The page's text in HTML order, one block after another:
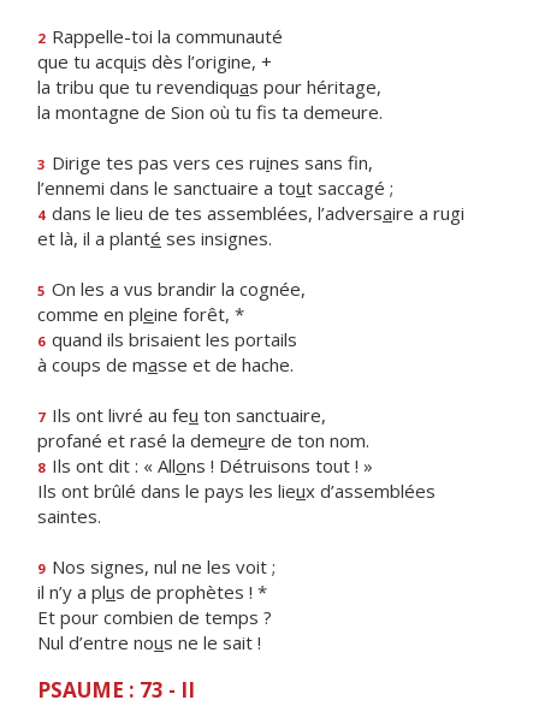
2 Rappelle-toi la communauté
que tu acquis dès l’origine, +
la tribu que tu revendiquas pour héritage,
la montagne de Sion où tu fs ta demeure.
3 Dirige tes pas vers ces ruines sans fin,
l’ennemi dans le sanctuaire a tout saccagé ;
4 dans le lieu de tes assemblées, l’adversaire a rugi
et là, il a planté ses insignes.
5 On les a vus brandir la cognée,
comme en pleine forêt, *
6 quand ils brisaient les portails
à coups de masse et de hache.
7 Ils ont livré au feu ton sanctuaire,
profané et rasé la demeure de ton nom.
8 Ils ont dit : « Allons ! Détruisons tout ! »
Ils ont brûlé dans le pays les lieux d’assemblées
saintes.
9 Nos signes, nul ne les voit ;
il n’y a plus de prophètes ! *
Et pour combien de temps ?
Nul d’entre nous ne le sait !
PSAUME : 73 - II